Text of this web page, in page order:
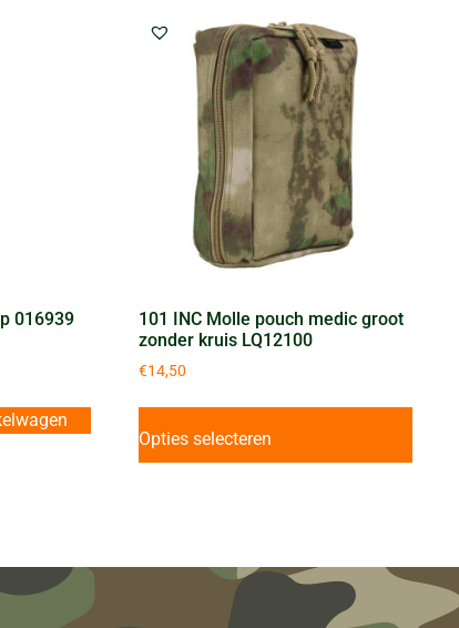
016939
101 INC Molle pouch medic groot
zonder kruis LQ12100
€14,50
Opties selecteren